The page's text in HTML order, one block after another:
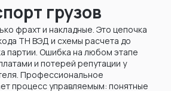
грузов
фрахт и накладные. Это цепочка
ТН ВЭД и схемы расчета до
партии. Ошибка на любом этапе
и потерей репутации у
Профессиональное
процесс управляемым: понятные